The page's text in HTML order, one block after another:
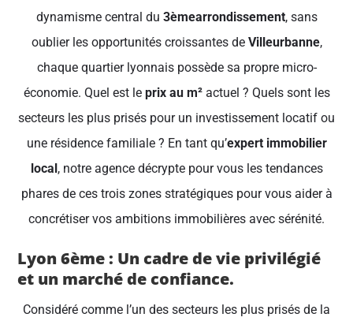
dynamisme central du 3èmearrondissement, sans
oublier les opportunités croissantes de Villeurbanne,
chaque quartier lyonnais possède sa propre micro-
économie. Quel est le prix au m²actuel ? Quels sont les
secteurs les plus prisés pour un investissement locatif ou
une résidence familiale ? En tant qu’expert immobilier
local, notre agence décrypte pour vous les tendances
phares de ces trois zones stratégiques pour vous aider à
concrétiser vos ambitions immobilières avec sérénité.
Lyon 6ème : Un cadre de vie privilégié
et un marché de confiance.
Considéré comme l’un des secteurs les plus prisés de la